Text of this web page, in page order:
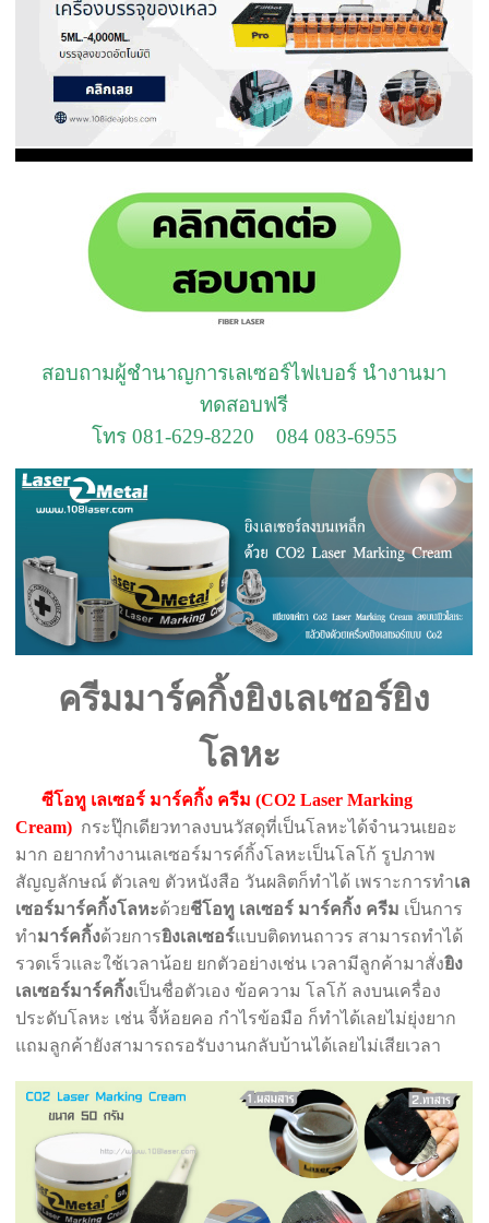
สอบถามผู้ชำนาญการเลเซอร์ไฟเบอร์ นำงานมา
ทดสอบฟรี
โทร 081-629-8220 084 083-6955
ครีมมาร์คกิ้งยิงเลเซอร์ยิง
โลหะ
ซีโอทู เลเซอร์ มาร์คกิ้ง ครีม (CO2 Laser Marking
Cream) กระปุ๊กเดียวทาลงบนวัสดุที่เป็นโลหะได้จำนวนเยอะ
มาก อยากทำงานเลเซอร์มารค์กิ้งโลหะเป็นโลโก้ รูปภาพ
สัญญลักษณ์ ตัวเลข ตัวหนังสือ วันผลิตก็ทำได้ เพราะการทำเล
เซอร์มาร์คกิ้งโลหะด้วยชีโอทู เลเซอร์ มาร์คกิ้ง ครีม เป็นการ
ทำมาร์คกิ้งด้วยการยิงเลเซอร์แบบติดทนถาวร สามารถทำได้
รวดเร็วและใช้เวลาน้อย ยกตัวอย่างเช่น เวลามีลูกค้ามาสั่งยิง
เลเซอร์มาร์คกิ้งเป็นชื่อตัวเอง ข้อความ โลโก้ ลงบนเครื่อง
ประดับโลหะ เช่น จี้ห้อยคอ กำไรข้อมือ ก็ทำได้เลยไม่ยุ่งยาก
แถมลูกค้ายังสามารถรอรับงานกลับบ้านได้เลยไม่เสียเวลา